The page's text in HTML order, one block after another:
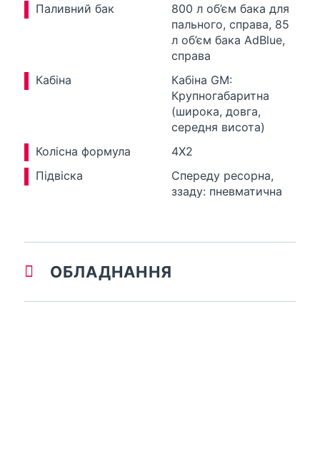
Паливний бак
800 л об’єм бака для
пального, справа, 85
л об’єм бака AdBlue,
справа
Кабіна
Кабіна GM:
Крупногабаритна
(широка, довга,
середня висота)
Колісна формула
4X2
Підвіска
Спереду ресорна,
ззаду: пневматична
ОБЛАДНАННЯ